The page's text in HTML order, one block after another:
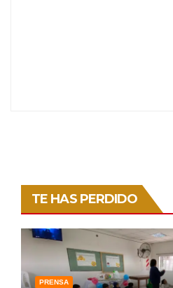
TE HAS PERDIDO
PRENSA